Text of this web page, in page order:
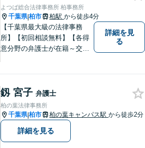
よつば総合法律事務所 柏事務所
千葉県|柏市 柏駅 から徒歩4分
【千葉県最大級の法律事務
所】【初回相談無料】【各得
意分野の弁護士が在籍～交通
詳細を見
る
釼 宮子 弁護士
柏の葉法律事務所
千葉県|柏市 柏の葉キャンパス駅 から徒歩2分
詳細を見る